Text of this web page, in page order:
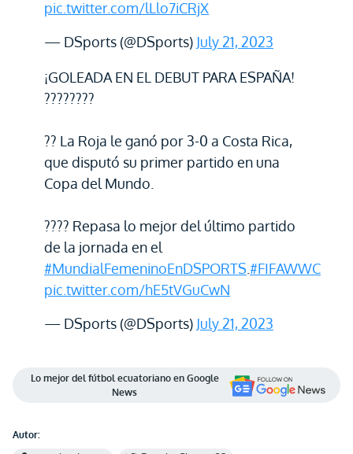
pic.twitter.com/lLlo7iCRjX
— DSports (@DSports) July 21, 2023
¡GOLEADA EN EL DEBUT PARA ESPAÑA!
????????
?? La Roja le ganó por 3-0 a Costa Rica,
que disputó su primer partido en una
Copa del Mundo.
???? Repasa lo mejor del último partido
de la jornada en el
#MundialFemeninoEnDSPORTS #FIFAWWC
pic.twitter.com/hE5tVGuCwN
— DSports (@DSports) July 21, 2023
Lo mejor del fútbol ecuatoriano en Google
News
Autor: